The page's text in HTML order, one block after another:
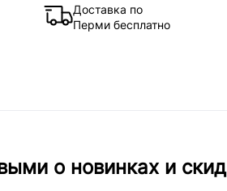
Доставка по
Перми бесплатно
о новинках и